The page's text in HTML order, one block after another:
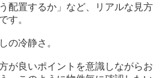
配置するか」など、リアルな見方
す。
の冷静さ。
が良いポイントを意識しながらお